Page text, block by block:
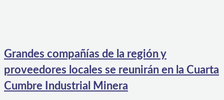
Grandes compañías de la región y
proveedores locales se reunirán en la Cuarta
Cumbre Industrial Minera